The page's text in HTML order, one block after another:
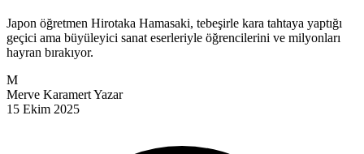
Japon öğretmen Hirotaka Hamasaki, tebeşirle kara tahtaya yaptığı
geçici ama büyüleyici sanat eserleriyle öğrencilerini ve milyonları
hayran bırakıyor.
M
Merve KaramertYazar
15 Ekim 2025